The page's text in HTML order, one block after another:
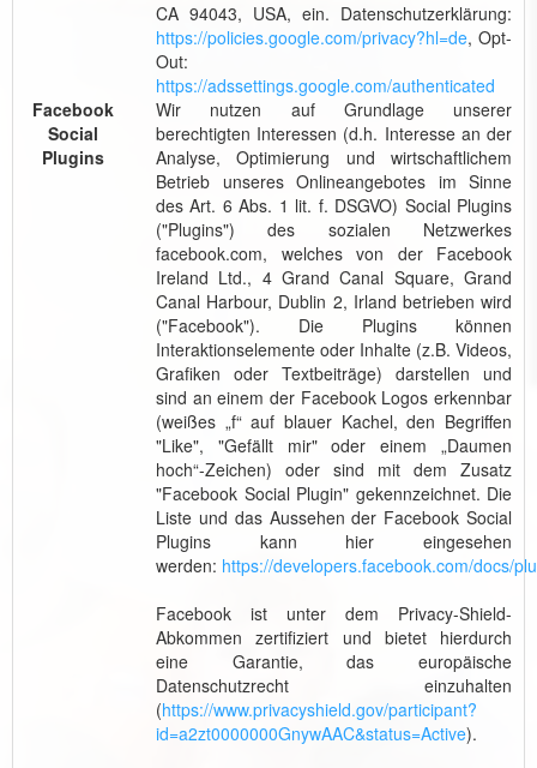
CA 94043, USA, ein. Datenschutzerklärung:
https://policies.google.com/privacy?hl=de, Opt-
Out:
https://adssettings.google.com/authenticated
Facebook
Social
Plugins
Wir nutzen auf Grundlage unserer
berechtigten Interessen (d.h. Interesse an der
Analyse, Optimierung und wirtschaftlichem
Betrieb unseres Onlineangebotes im Sinne
des Art. 6 Abs. 1 lit. f. DSGVO) Social Plugins
("Plugins") des sozialen Netzwerkes
facebook.com, welches von der Facebook
Ireland Ltd., 4 Grand Canal Square, Grand
Canal Harbour, Dublin 2, Irland betrieben wird
("Facebook"). Die Plugins können
Interaktionselemente oder Inhalte (z.B. Videos,
Grafiken oder Textbeiträge) darstellen und
sind an einem der Facebook Logos erkennbar
(weißes „f“ auf blauer Kachel, den Begriffen
"Like", "Gefällt mir" oder einem „Daumen
hoch“-Zeichen) oder sind mit dem Zusatz
"Facebook Social Plugin" gekennzeichnet. Die
Liste und das Aussehen der Facebook Social
Plugins kann hier eingesehen
werden: https://developers.facebook.com/docs/
Facebook ist unter dem Privacy-Shield-
Abkommen zertifiziert und bietet hierdurch
eine Garantie, das europäische
Datenschutzrecht einzuhalten
(https://www.privacyshield.gov/participant?
id=a2zt0000000GnywAAC&status=Active).